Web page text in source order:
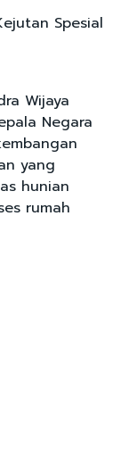
Spesial
Wijaya
Negara
yang
hunian
rumah